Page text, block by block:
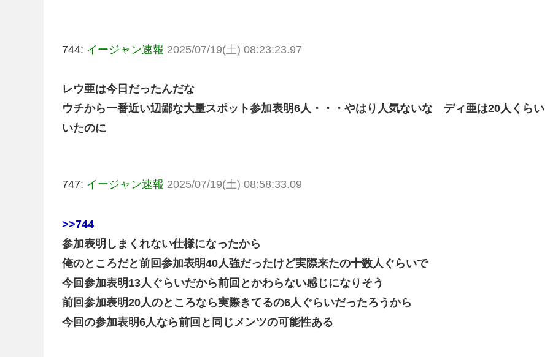
744: イージャン速報 2025/07/19(土) 08:23:23.97
レウ亜は今日だったんだな
ウチから一番近い辺鄙な大量スポット参加表明6人・・・やはり人気ないな ディ亜は20人くらい
いたのに
747: イージャン速報 2025/07/19(土) 08:58:33.09
>>744
参加表明しまくれない仕様になったから
俺のところだと前回参加表明40人強だったけど実際来たの十数人ぐらいで
今回参加表明13人ぐらいだから前回とかわらない感じになりそう
前回参加表明20人のところなら実際きてるの6人ぐらいだったろうから
今回の参加表明6人なら前回と同じメンツの可能性ある